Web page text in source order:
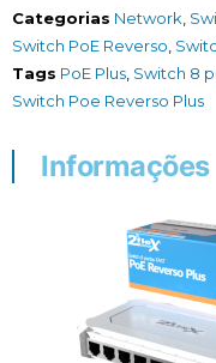
Categorias Network
Switch PoE Reverso
Tags PoE Plus Switch 8
Switch Poe Reverso Plus
Informações